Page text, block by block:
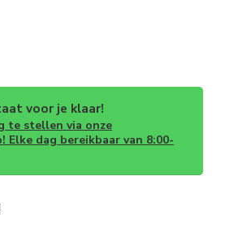
voor je klaar!
te stellen via onze
dag bereikbaar van 8:00-